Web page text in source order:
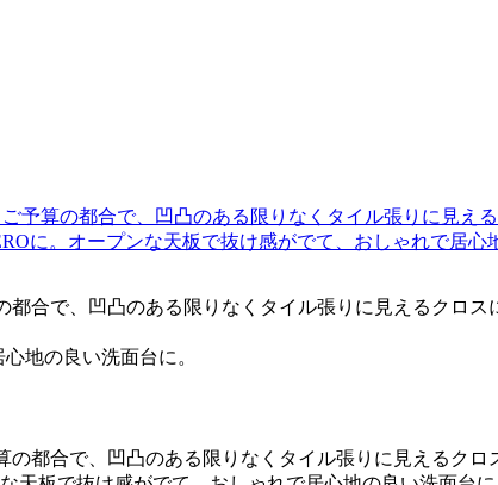
合で、凹凸のある限りなくタイル張りに見えるクロス
地の良い洗面台に。